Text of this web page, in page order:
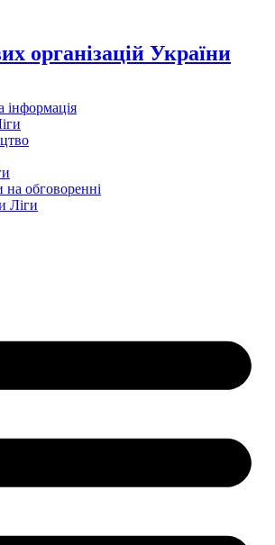
організацій України
інформація
на обговоренні
Ліги